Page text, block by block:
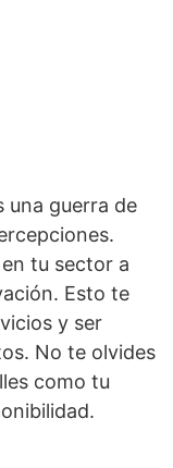
una guerra de
en tu sector a
Esto te
y ser
No te olvides
como tu